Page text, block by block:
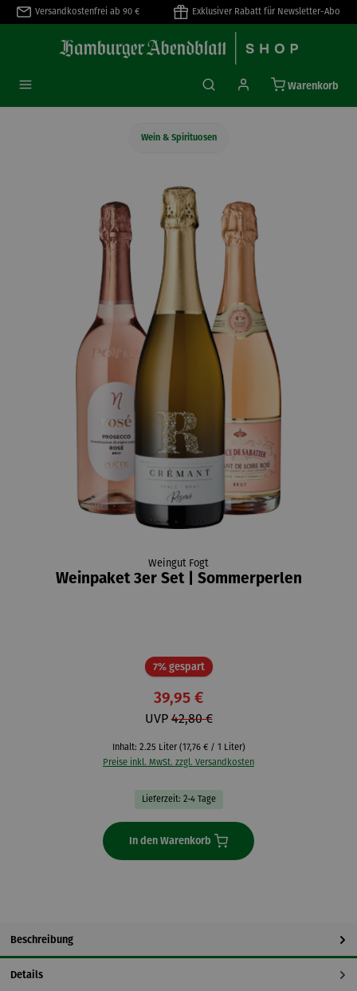
springen
Versandkostenfrei ab 90 € Exklusiver Rabatt für Newsletter-Abo
Warenkorb
Wein & Spirituosen
Weingut Fogt
Weinpaket 3er Set | Sommerperlen
7% gespartRabatt
39,95 €
UVP42,80 €
Inhalt: 2.25 Liter (17,76 € / 1 Liter)
Preise inkl. MwSt. zzgl. Versandkosten
Lieferzeit: 2-4 Tage
In den Warenkorb
Beschreibung
Details